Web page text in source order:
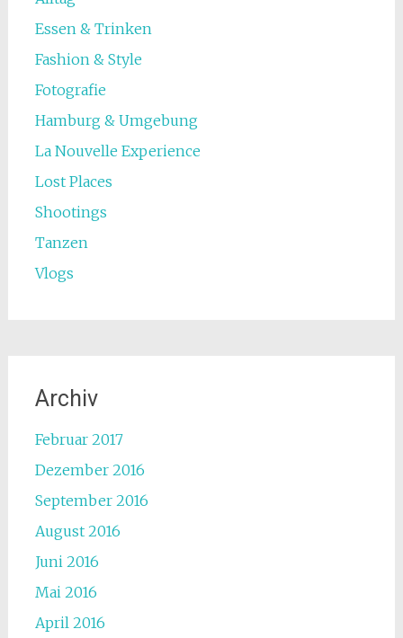
Essen & Trinken
Fashion & Style
Fotografie
Hamburg & Umgebung
La Nouvelle Experience
Lost Places
Shootings
Tanzen
Vlogs
Archiv
Februar 2017
Dezember 2016
September 2016
August 2016
Juni 2016
Mai 2016
April 2016